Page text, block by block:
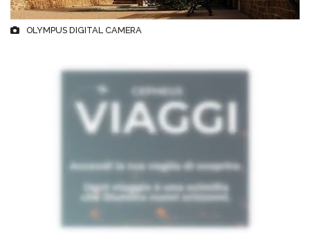
OLYMPUS DIGITAL CAMERA